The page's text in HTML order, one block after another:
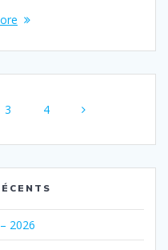
Page
3 Page
4
2026